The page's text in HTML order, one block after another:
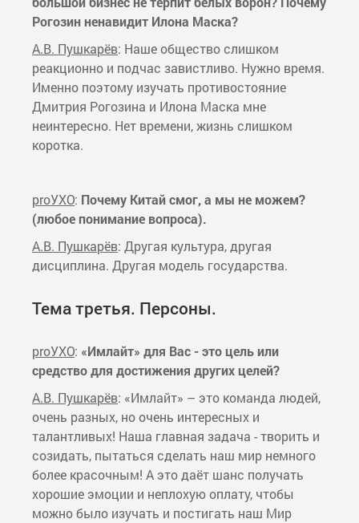
Рогозин ненавидит Илона Маска?
А.В. Пушкарёв: Наше общество слишком
реакционно и подчас завистливо. Нужно время.
Именно поэтому изучать противостояние
Дмитрия Рогозина и Илона Маска мне
неинтересно. Нет времени, жизнь слишком
коротка.
proУХО: Почему Китай смог, а мы не можем?
(любое понимание вопроса).
А.В. Пушкарёв: Другая культура, другая
дисциплина. Другая модель государства.
Тема третья. Персоны.
proУХО: «Имлайт» для Вас - это цель или
средство для достижения других целей?
А.В. Пушкарёв: «Имлайт» – это команда людей,
очень разных, но очень интересных и
талантливых! Наша главная задача - творить и
созидать, пытаться сделать наш мир немного
более красочным! А это даёт шанс получать
хорошие эмоции и неплохую оплату, чтобы
можно было изучать и постигать наш Мир